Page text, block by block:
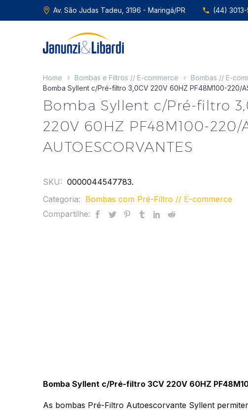
Av. São Judas Tadeu, 3196 - Maringá/PR (44)
Home Bombas e Filtros // E-commerce Bombas // E-
Bomba Syllent c/Pré-filtro 3,0CV 220V 60HZ PF48M100-220/
Bomba Syllent c/Pré-filtro
220V 60HZ PF48M100-220/
AUTOESCORVANTES
SKU: 0000044547783.
Categoria: Bombas com Pré-Filtro // E-commerce
Compartilhe:
Bomba Syllent c/Pré-filtro 3CV 220V 60HZ
As bombas Pré-Filtro Autoescorvante Syllent